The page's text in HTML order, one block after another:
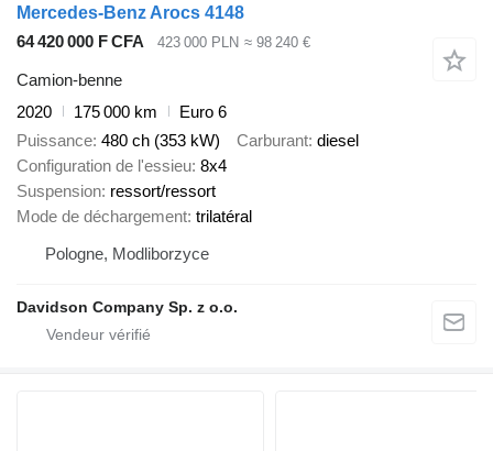
Mercedes-Benz Arocs 4148
64 420 000 F CFA
423 000 PLN ≈ 98 240 €
Camion-benne
2020
175 000 km
Euro 6
Puissance 480 ch (353 kW) Carburant diesel
Configuration de l'essieu 8x4
Suspension ressort/ressort
Mode de déchargement trilatéral
Pologne, Modliborzyce
Davidson Company Sp. z o.o.